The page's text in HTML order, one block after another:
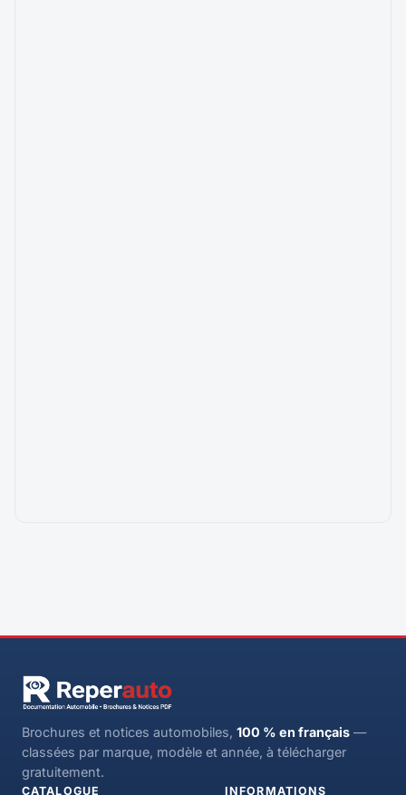
Brochures et notices automobiles, 100 % en français —
classées par marque, modèle et année, à télécharger
gratuitement.
CATALOGUE INFORMATIONS